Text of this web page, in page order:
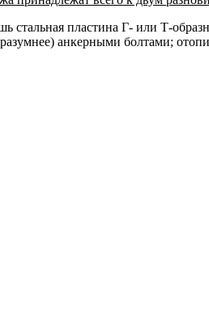
стальная пластина Г- или Т-
анкерными болтами;